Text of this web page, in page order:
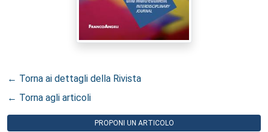
← Torna ai dettagli della Rivista
← Torna agli articoli
PROPONI UN ARTICOLO